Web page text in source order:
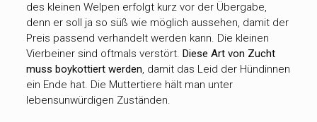
des kleinen Welpen erfolgt kurz vor der Übergabe,
denn er soll ja so süß wie möglich aussehen, damit der
Preis passend verhandelt werden kann. Die kleinen
Vierbeiner sind oftmals verstört. Diese Art von Zucht
muss boykottiert werden, damit das Leid der Hündinnen
ein Ende hat. Die Muttertiere hält man unter
lebensunwürdigen Zuständen.